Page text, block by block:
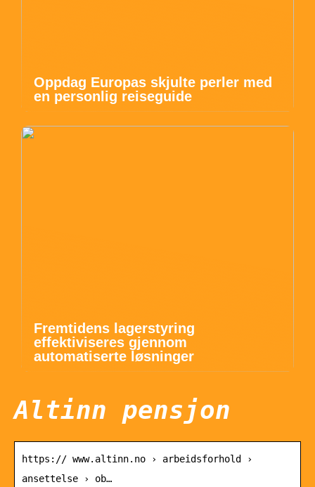
Oppdag Europas skjulte perler med
en personlig reiseguide
Fremtidens lagerstyring
effektiviseres gjennom
automatiserte løsninger
Altinn pensjon
https:// www.altinn.no › arbeidsforhold ›
ansettelse › ob…